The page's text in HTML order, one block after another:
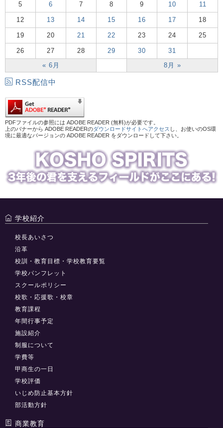
« 6月 8月 »
5 6 7 8 9 10 11
12 13 14 15 16 17 18
19 20 21 22 23 24 25
26 27 28 29 30 31
RSS配信中
PDFファイルの参照には ADOBE READER (無料)が必要です。
上のバナーから ADOBE READERのダウンロードサイトへアクセス し、お使いのOS環
境に最適なバージョンの ADOBE READER をダウンロードして下さい。
学校紹介
校長あいさつ
沿革
校訓・教育目標・学校教育要覧
学校パンフレット
スクールポリシー
校歌・応援歌・校章
教育課程
年間行事予定
施設紹介
制服について
学費等
甲商生の一日
学校評価
いじめ防止基本方針
部活動方針
商業教育